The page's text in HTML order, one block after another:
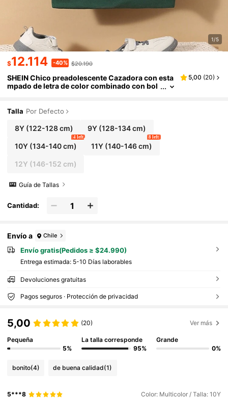
1/5
$12.114 -40% $20.190
SHEIN Chico preadolescente Cazadora con esta
mpado de letra de color combinado con bol
5,00 (20)
Talla Por Defecto
8Y(122-128 cm) 9Y (128-134 cm)
10Y(134-140 cm)
4 left
11Y (140-146 cm)
8 left
12Y (146-152 cm)
Guía de Tallas
Cantidad:
Envío a Chile
Envío gratis(Pedidos ≥ $24.990)
Entrega estimada: 5-10 Días laborables
Devoluciones gratuitas
Pagos seguros · Protección de privacidad
5,00 (20) Ver más
Pequeña
5%
La talla corresponde
95%
Grande
0%
bonito(4) de buena calidad(1)
5***8 Color: Multicolor / Talla: 10Y